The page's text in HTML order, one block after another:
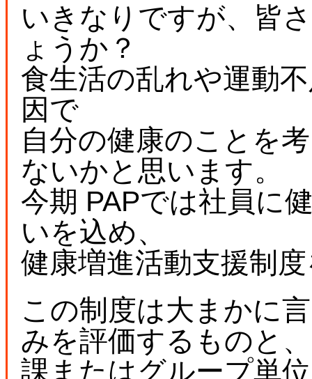
いきなりですが、皆
ょうか？
食生活の乱れや運動
因で
自分の健康のことを
ないかと思います。
今期 PAPでは社員に
いを込め、
健康増進活動支援制
この制度は大まかに
みを評価するものと、
課またはグループ単